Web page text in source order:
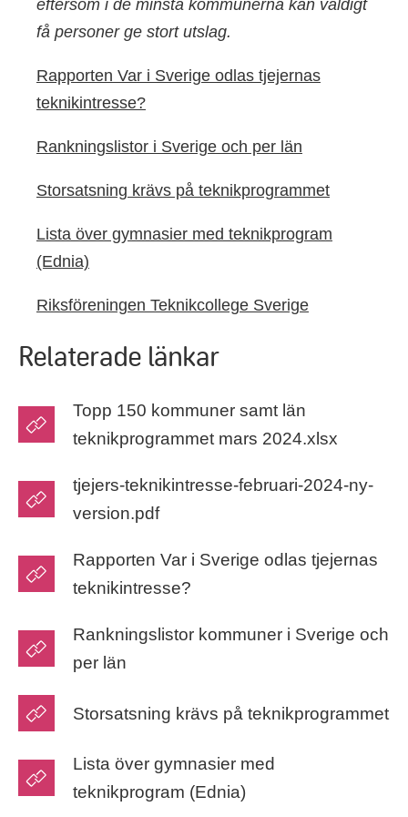
eftersom i de minsta kommunerna kan väldigt
få personer ge stort utslag.
Rapporten Var i Sverige odlas tjejernas
teknikintresse?
Rankningslistor i Sverige och per län
Storsatsning krävs på teknikprogrammet
Lista över gymnasier med teknikprogram
(Ednia)
Riksföreningen Teknikcollege Sverige
Relaterade länkar
Topp 150 kommuner samt län
teknikprogrammet mars 2024.xlsx
tjejers-teknikintresse-februari-2024-ny-
version.pdf
Rapporten Var i Sverige odlas tjejernas
teknikintresse?
Rankningslistor kommuner i Sverige och
per län
Storsatsning krävs på teknikprogrammet
Lista över gymnasier med
teknikprogram (Ednia)